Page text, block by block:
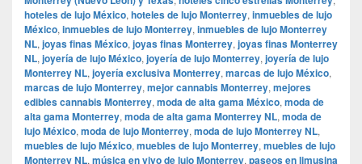
hoteles de lujo México, hoteles de lujo Monterrey, inmuebles de lujo
México, inmuebles de lujo Monterrey, inmuebles de lujo Monterrey
NL, joyas finas México, joyas finas Monterrey, joyas finas Monterrey
NL, joyería de lujo México, joyería de lujo Monterrey, joyería de lujo
Monterrey NL, joyería exclusiva Monterrey, marcas de lujo México,
marcas de lujo Monterrey, mejor cannabis Monterrey, mejores
edibles cannabis Monterrey, moda de alta gama México, moda de
alta gama Monterrey, moda de alta gama Monterrey NL, moda de
lujo México, moda de lujo Monterrey, moda de lujo Monterrey NL,
muebles de lujo México, muebles de lujo Monterrey, muebles de lujo
Monterrey NL, música en vivo de lujo Monterrey, paseos en limusina